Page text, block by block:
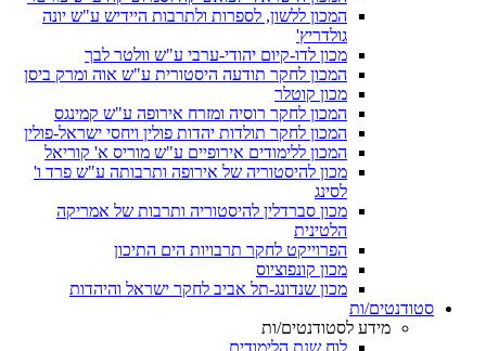
המכון ללשון, לספרות ולתרבות היידיש ע"ש יונה
גולדריץ'
מכון לדו-קיום יהודי-ערבי ע"ש וולטר לבך
המכון לחקר תודעה היסטורית ע"ש אוה ומרק ביסן
מכון קוטלר
המכון לחקר רוסיה ומזרח אירופה ע"ש קמינגס
המכון לחקר תולדות יהדות פולין ויחסי ישראל-פולין
המכון ללימודים אירופיים ע"ש מוריס א' קוריאל
מכון להיסטוריה של אירופה ותרבותה ע"ש פרד ו'
לסינג
מכון סברדלין להיסטוריה ותרבות של אמריקה
הלטינית
הפרוייקט לחקר תרבויות הים התיכון
מכון קונפוציוס
מכון שנדונג-תל אביב לחקר ישראל והיהדות
סטודנטים/ות
מידע לסטודנטים/ות
לוח שנת הלימודים